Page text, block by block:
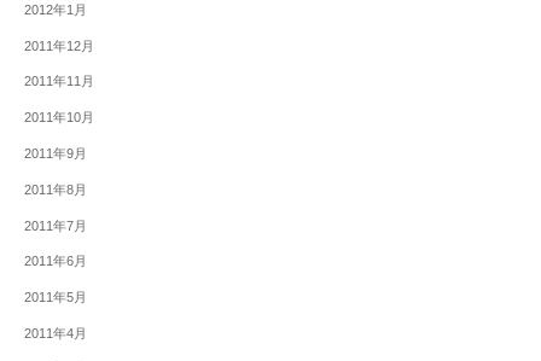
2012年1月
2011年12月
2011年11月
2011年10月
2011年9月
2011年8月
2011年7月
2011年6月
2011年5月
2011年4月